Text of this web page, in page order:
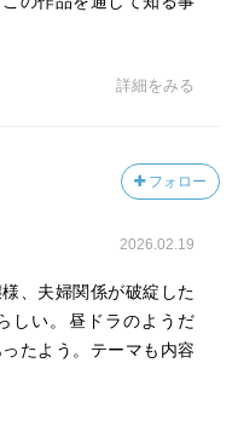
詳細をみる
フォロー
2026.02.19
、夫婦関係が破綻した
しい。昼ドラのようだ
たよう。テーマも内容